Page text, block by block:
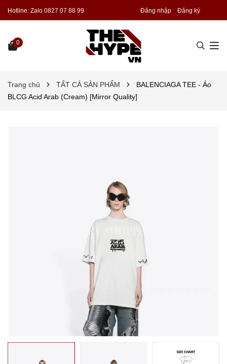
Hotline: Zalo 0827 07 88 99 Đăng nhập Đăng ký
0
Trang chủ TẤT CẢ SẢN PHẨM
BALENCIAGA TEE - Áo
BLCG Acid Arab (Cream) [Mirror Quality]